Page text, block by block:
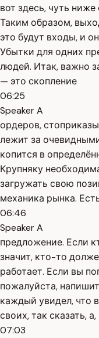
вот здесь, чуть
Таким образом,
это будут входы, и
Убытки для одних
людей. Итак, важно
— это скопление
06:25
Speaker A
ордеров,
лежит за
копится в
Крупняку
загружать свою
механика рынка.
06:46
Speaker A
предложение. Если
значит, кто-то
работает. Если вы
пожалуйста,
каждый увидел, что
своих, так сказать, а,
07:03